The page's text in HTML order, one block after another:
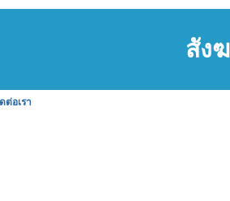
สัง
ต่อเรา